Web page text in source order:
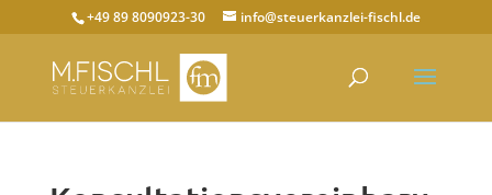
+49 89 8090923-30 info@steuerkanzlei-fischl.de